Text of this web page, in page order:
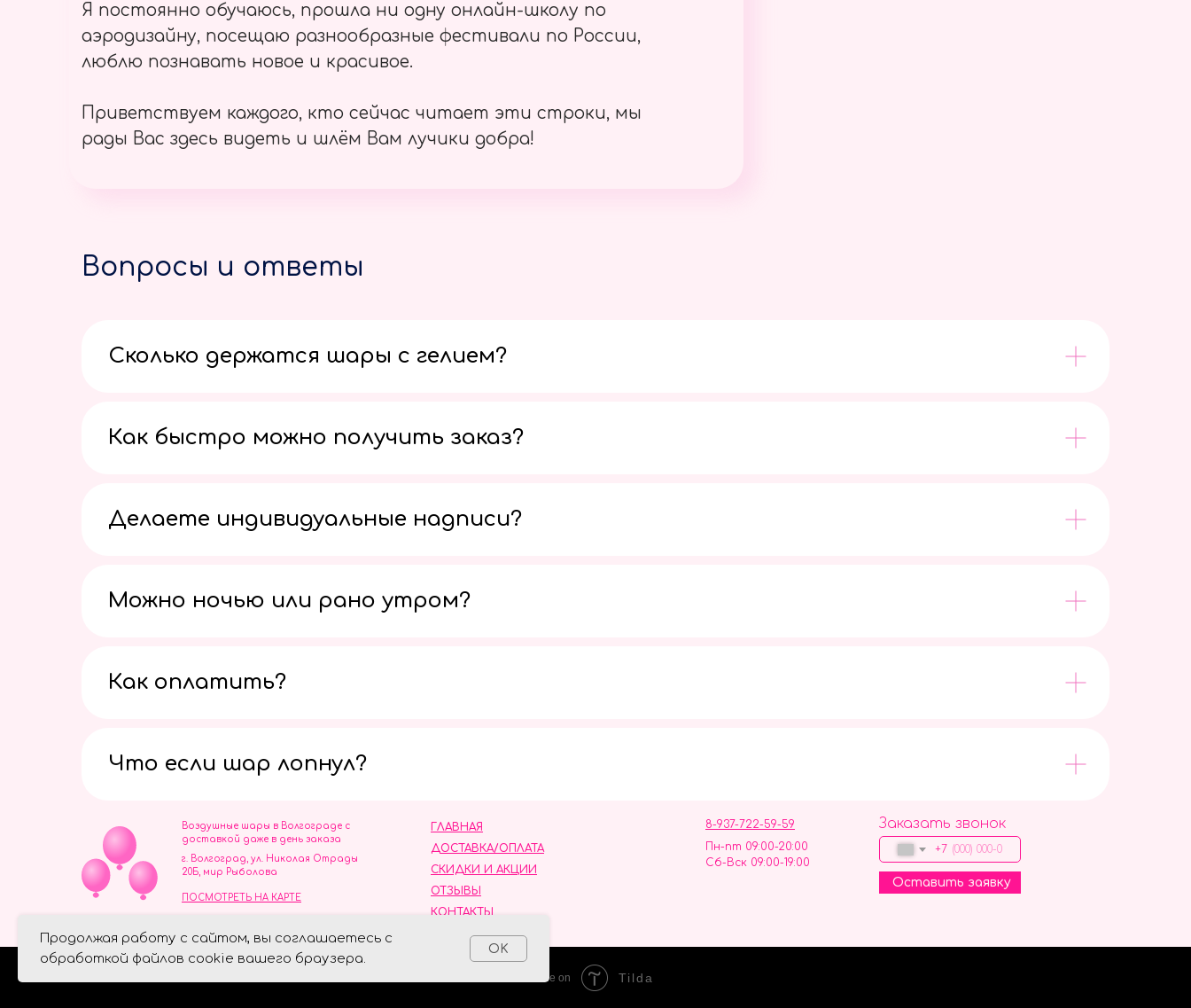
Продолжая работу с сайтом, вы соглашаетесь с
обработкой файлов cookie вашего браузера.
OK
Я постоянно обучаюсь, прошла ни одну онлайн-школу по
аэродизайну, посещаю разнообразные фестивали по России,
люблю познавать новое и красивое.
Приветствуем каждого, кто сейчас читает эти строки, мы
рады Вас здесь видеть и шлём Вам лучики добра!
Вопросы и ответы
Сколько держатся шары с гелием?
Как быстро можно получить заказ?
Делаете индивидуальные надписи?
Можно ночью или рано утром?
Как оплатить?
Что если шар лопнул?
ОТЗЫВЫ
ГЛАВНАЯ
ДОСТАВКА/ОПЛАТА
СКИДКИ И АКЦИИ
КОНТАКТЫ
8-937-722-59-59
Пн-пт 09:00-20:00
Сб-Вск 09:00-19:00
Воздушные шары в Волгограде с
доставкой даже в день заказа
Заказать звонок
+7
Оставить заявку
г. Волгоград, ул. Николая Отрады
20Б, мир Рыболова
ПОСМОТРЕТЬ НА КАРТЕ
ИНН 344110093739
Политика обработки персональных данных
Made on Tilda